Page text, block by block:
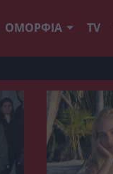
ΟΜΟΡΦΙΑ TV